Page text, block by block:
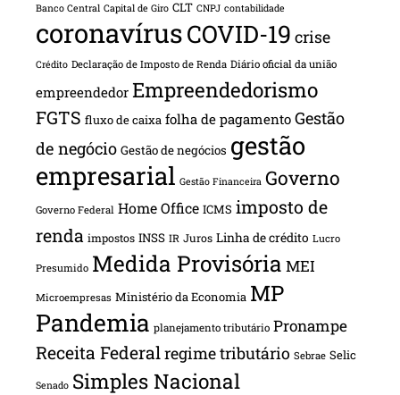
Banco Central Capital de Giro CLT CNPJ contabilidade
coronavírusCOVID-19 crise
Crédito Declaração de Imposto de Renda Diário oficial da união
empreendedor Empreendedorismo
FGTS fluxo de caixa folha de pagamento Gestão
de negócio Gestão de negócios gestão
empresarial Gestão Financeira Governo
Governo Federal Home Office ICMS imposto de
renda impostos INSS IR Juros Linha de crédito Lucro
Presumido Medida Provisória MEI
Microempresas Ministério da Economia MP
Pandemia planejamento tributário Pronampe
Receita Federalregime tributário Sebrae Selic
Senado Simples Nacional